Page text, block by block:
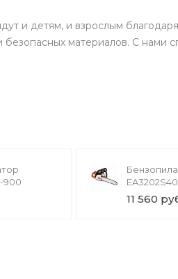
и детям, и взрослым
материалов. С нами
900
11 560